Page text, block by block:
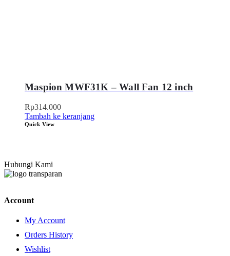
Maspion MWF31K – Wall Fan 12 inch
Rp314.000
Tambah ke keranjang
Quick View
Hubungi Kami
Account
My Account
Orders History
Wishlist